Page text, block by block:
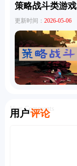
策略战斗类游戏
更新时间： 2026-05-06
用户评论
User Comments